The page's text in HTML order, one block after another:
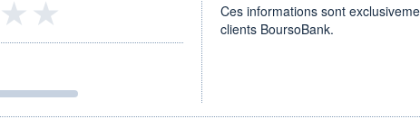
Ces informations sont
clients BoursoBank.